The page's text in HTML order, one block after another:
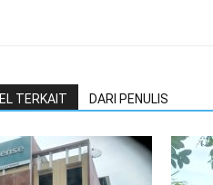
TERKAIT DARI PENULIS